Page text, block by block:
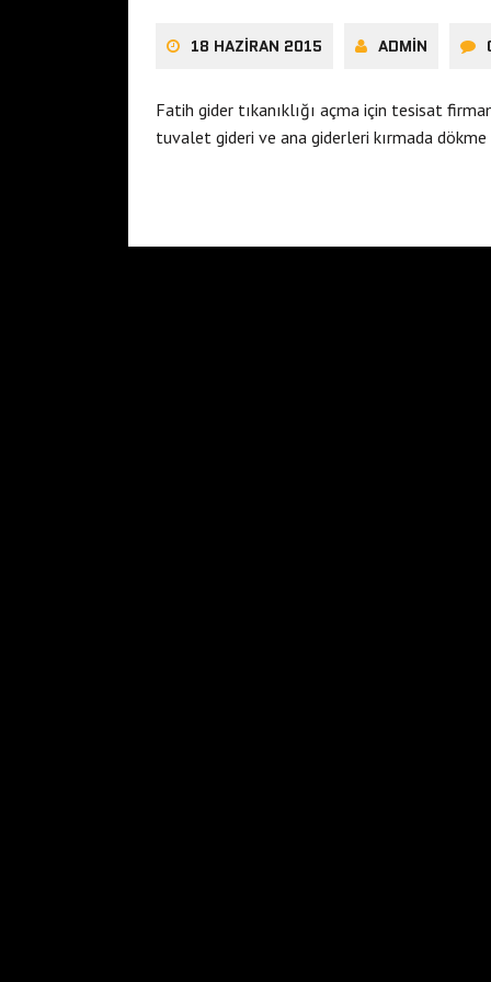
18 HAZIRAN 2015 ADMIN
Fatih gider tıkanıklığı açma için tesisat
tuvalet gideri ve ana giderleri kırmada